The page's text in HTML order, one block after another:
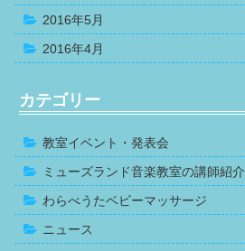
2016年5月
2016年4月
カテゴリー
教室イベント・発表会
ミューズランド音楽教室の講師紹介
わらべうたベビーマッサージ
ニュース